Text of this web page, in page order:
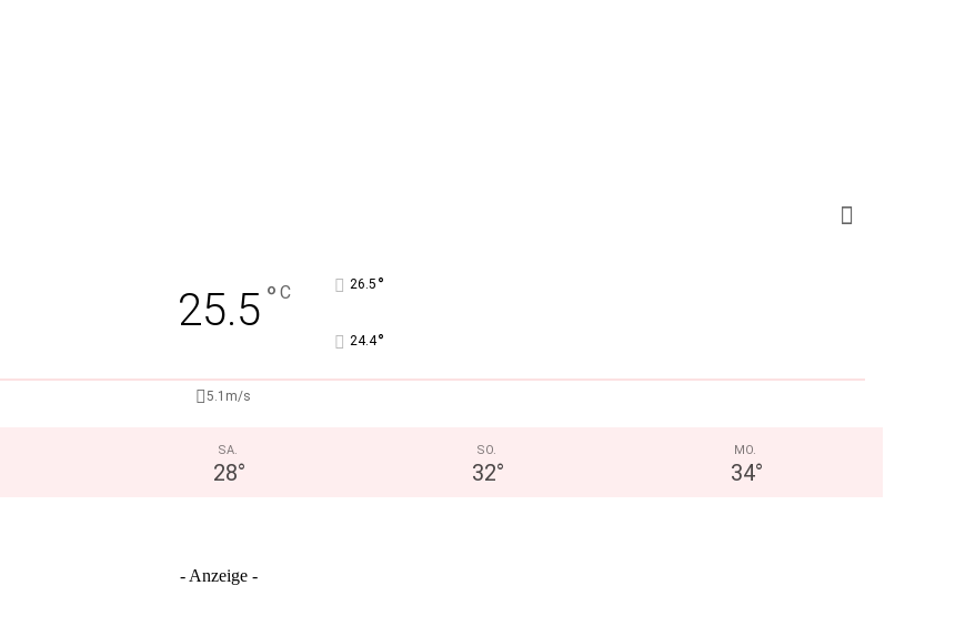
25.5 ° C 26.5 °
24.4°
5.1m/s
SA.
28°
SO.
32°
MO.
34°
- Anzeige -